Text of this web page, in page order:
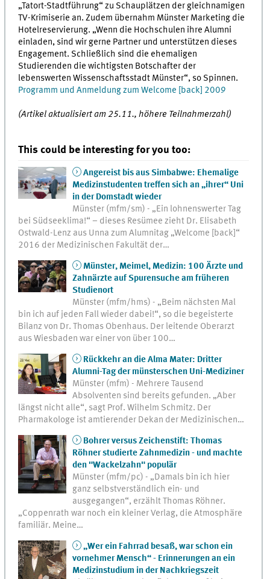
„Tatort-Stadtführung“ zu Schauplätzen der gleichnamigen
TV-Krimiserie an. Zudem übernahm Münster Marketing die
Hotelreservierung. „Wenn die Hochschulen ihre Alumni
einladen, sind wir gerne Partner und unterstützen dieses
Engagement. Schließlich sind die ehemaligen
Studierenden die wichtigsten Botschafter der
lebenswerten Wissenschaftsstadt Münster“, so Spinnen.
Programm und Anmeldung zum Welcome [back] 2009
(Artikel aktualisiert am 25.11., höhere Teilnahmerzahl)
This could be interesting for you too:
Angereist bis aus Simbabwe: Ehemalige
Medizinstudenten treffen sich an „ihrer“ Uni
in der Domstadt wieder
Münster (mfm/sm) - „Ein lohnenswerter Tag
bei Südseeklima!“ – dieses Resümee zieht Dr. Elisabeth
Ostwald-Lenz aus Unna zum Alumnitag „Welcome [back]“
2016 der Medizinischen Fakultät der…
Münster, Meimel, Medizin: 100 Ärzte und
Zahnärzte auf Spurensuche am früheren
Studienort
Münster (mfm/hms) - „Beim nächsten Mal
bin ich auf jeden Fall wieder dabei!“, so die begeisterte
Bilanz von Dr. Thomas Obenhaus. Der leitende Oberarzt
aus Wiesbaden war einer von über 100…
Rückkehr an die Alma Mater: Dritter
Alumni-Tag der münsterschen Uni-Mediziner
Münster (mfm) - Mehrere Tausend
Absolventen sind bereits gefunden. „Aber
längst nicht alle“, sagt Prof. Wilhelm Schmitz. Der
Pharmakologe ist amtierender Dekan der Medizinischen…
Bohrer versus Zeichenstift: Thomas
Röhner studierte Zahnmedizin - und machte
den "Wackelzahn" populär
Münster (mfm/pc) - „Damals bin ich hier
ganz selbstverständlich ein- und
ausgegangen“, erzählt Thomas Röhner.
„Coppenrath war noch ein kleiner Verlag, die Atmosphäre
familiär. Meine…
„Wer ein Fahrrad besaß, war schon ein
vornehmer Mensch“ - Erinnerungen an ein
Medizinstudium in der Nachkriegszeit